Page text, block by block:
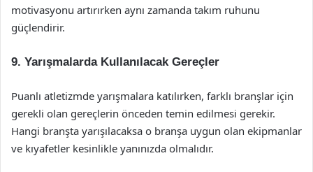
motivasyonu artırırken aynı zamanda takım ruhunu
güçlendirir.
9. Yarışmalarda Kullanılacak Gereçler
Puanlı atletizmde yarışmalara katılırken, farklı branşlar için
gerekli olan gereçlerin önceden temin edilmesi gerekir.
Hangi branşta yarışılacaksa o branşa uygun olan ekipmanlar
ve kıyafetler kesinlikle yanınızda olmalıdır.